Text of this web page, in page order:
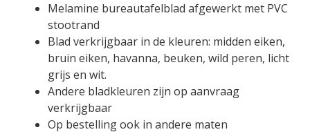
Melamine bureautafelblad afgewerkt met PVC
stootrand
Blad verkrijgbaar in de kleuren: midden eiken,
bruin eiken, havanna, beuken, wild peren, licht
grijs en wit.
Andere bladkleuren zijn op aanvraag
verkrijgbaar
Op bestelling ook in andere maten